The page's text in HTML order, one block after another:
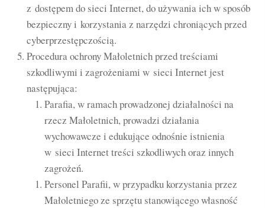
z dostępem do sieci Internet, do używania ich w sposób
bezpieczny i korzystania z narzędzi chroniących przed
cyberprzestępczością.
Procedura ochrony Małoletnich przed treściami
szkodliwymi i zagrożeniami w sieci Internet jest
następująca:
Parafia, w ramach prowadzonej działalności na
rzecz Małoletnich, prowadzi działania
wychowawcze i edukujące odnośnie istnienia
w sieci Internet treści szkodliwych oraz innych
zagrożeń.
Personel Parafii, w przypadku korzystania przez
Małoletniego ze sprzętu stanowiącego własność